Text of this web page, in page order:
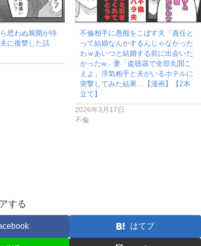
思わぬ展開が待
に復讐した話
不倫相手に愚痴をこぼす夫「責任と
って結婚なんかするんじゃなかった
わｗあいつと結婚する前に出会いた
かったw」妻「盗聴器で全部丸聞こ
えよ」浮気相手と夫がいるホテルに
突撃してみた結果…【漫画】【2本
立て】
2026年3月17日
不倫
する
はてブ